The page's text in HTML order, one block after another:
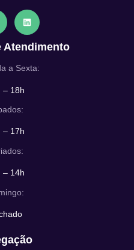
Atendimento
a Sexta:
– 18h
– 17h
– 14h